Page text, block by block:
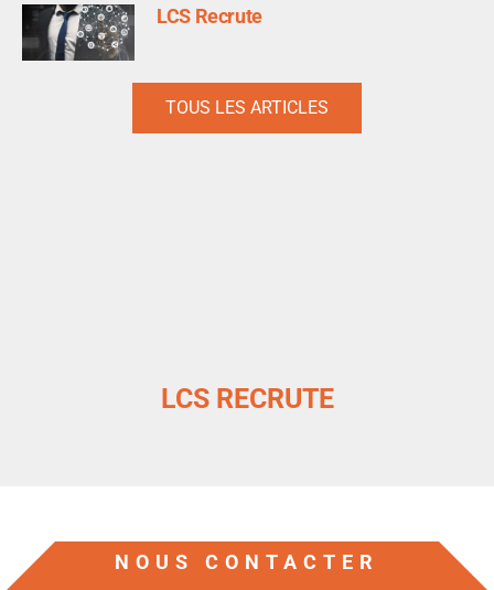
LCS Recrute
TOUS LES ARTICLES
LCS RECRUTE
NOUS CONTACTER